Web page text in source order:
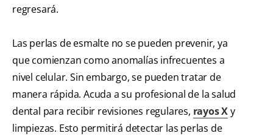
regresará.
Las perlas de esmalte no se pueden prevenir, ya
que comienzan como anomalías infrecuentes a
nivel celular. Sin embargo, se pueden tratar de
manera rápida. Acuda a su profesional de la salud
dental para recibir revisiones regulares, rayos Xy
limpiezas. Esto permitirá detectar las perlas de